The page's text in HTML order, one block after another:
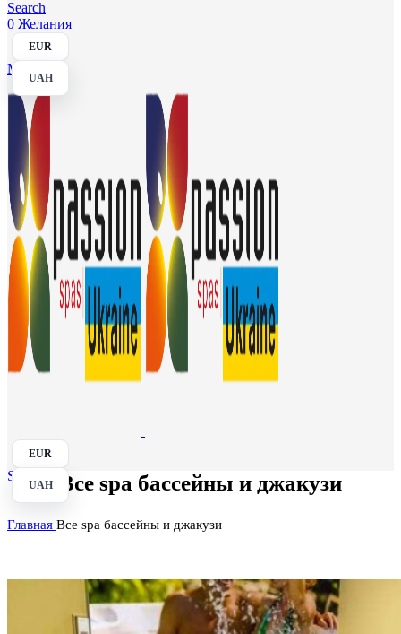
Search
0 Желания
EUR
UAH
Menu
EUR
UAH
Search Все spa бассейны и джакузи
Главная Все spa бассейны и джакузи